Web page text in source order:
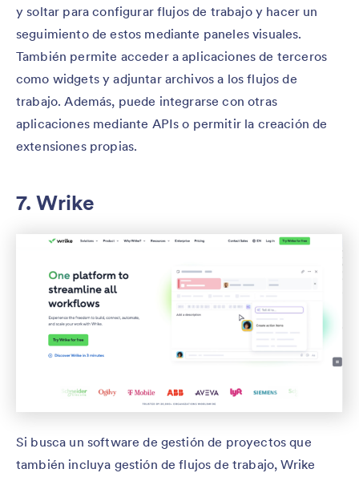
y soltar para configurar flujos de trabajo y hacer un
seguimiento de estos mediante paneles visuales.
También permite acceder a aplicaciones de terceros
como widgets y adjuntar archivos a los flujos de
trabajo. Además, puede integrarse con otras
aplicaciones mediante APIs o permitir la creación de
extensiones propias.
7. Wrike
Si busca un software de gestión de proyectos que
también incluya gestión de flujos de trabajo, Wrike